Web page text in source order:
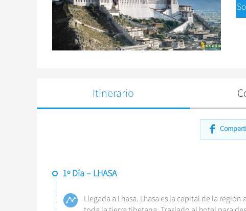
Itinerario
1º Día – LHASA
Llegada a Lhasa. Lhasa es la capital de la